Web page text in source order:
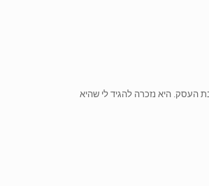
העסק. היא נזכרה להגיד לי שהיא